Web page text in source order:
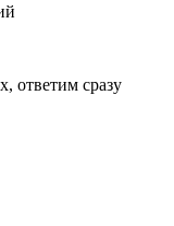
ответим сразу